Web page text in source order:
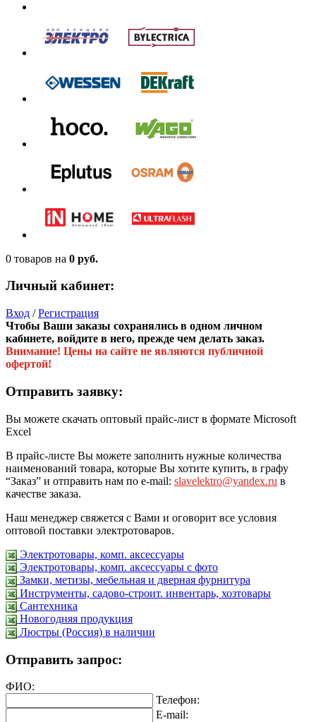
0 товаров на 0 руб.
Личный кабинет:
Вход /Регистрация
Чтобы Ваши заказы сохранялись в одном личном
кабинете, войдите в него, прежде чем делать заказ.
Внимание! Цены на сайте не являются публичной
офертой!
Отправить заявку:
Вы можете скачать оптовый прайс-лист в формате Microsoft
Excel
В прайс-листе Вы можете заполнить нужные количества
наименований товара, которые Вы хотите купить, в графу
“Заказ” и отправить нам по e-mail: slavelektro@yandex.ru в
качестве заказа.
Наш менеджер свяжется с Вами и оговорит все условия
оптовой поставки электротоваров.
Электротовары, комп. аксессуары
Электротовары, комп. аксессуары с фото
Замки, метизы, мебельная и дверная фурнитура
Инструменты, садово-строит. инвентарь, хозтовары
Сантехника
Новогодняя продукция
Люстры (Россия) в наличии
Отправить запрос:
ФИО:
Телефон:
E-mail: